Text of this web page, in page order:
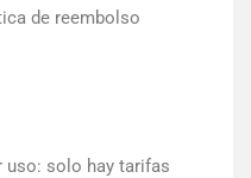
de reembolso
uso: solo hay tarifas